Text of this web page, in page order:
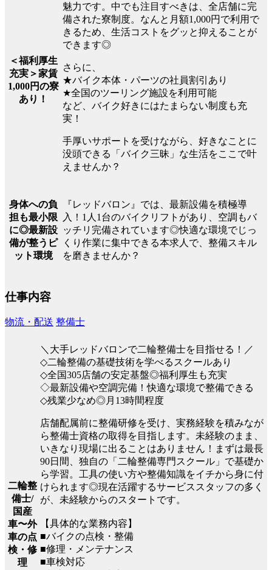
＜福利厚生
充実＞家賃
1,000円の寮
あり！
魅力です。中でも注目すべきは、全店舗に完
備された寮制度。なんと月額1,000円で利用で
きるため、生活コストをグッと抑えることが
できます◎
さらに、
★バイク本体・パーツの社員割引あり
★全国のツーリング施設を利用可能
など、バイク好きにはたまらない制度も充
実！
手厚いサポートを受けながら、好きなことに
没頭できる「バイク三昧」な生活をここで叶
えませんか？
身体への負
担も最小限
に◎最新設
備が整うピ
ット環境
『レッドバロン』では、最新設備を積極導
入！1人1台のバイクリフトがあり、空調もバ
ッチリ完備されています◎快適な環境でじっ
くり作業に集中できる本求人で、整備スキル
を磨きませんか？
仕事内容
物流・配送 整備士
二輪整
備士/
国産
車〜外
車の点
検・修
理
＼大手レッドバロンで二輪整備士を目指せる！／
◇二輪整備の基礎技術を学べるスクールあり
◇全国305店舗の安定基盤◎福利厚生も充実
◇最新設備や空調完備！快適な環境で整備できる
◇残業少なめ◎月13時間程度
店舗配属前に整備研修を受け、実務経験を積みなが
ら整備士資格の取得を目指します。未経験のまま、
いきなり現場に出ることはありません！まずは最長
90日間、独自の「二輪整備専門スクール」で基礎か
ら学習。工具の使い方や整備知識をイチから身に付
けられます◎現在活躍するサービススタッフの多く
が、未経験からのスタートです。
【具体的な業務内容】
■バイクの点検・整備
■修理・メンテナンス
■車検対応